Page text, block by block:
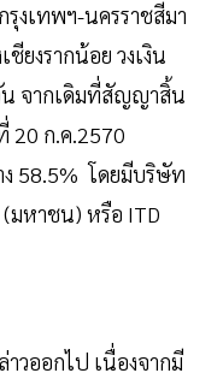
รุงเทพฯ-นครราชสีมา
ยงรากน้อย วงเงิน
น จากเดิมที่สัญญาสิ้น
20 ก.ค.2570
58.5% โดยมีบริษัท
(มหาชน) หรือ ITD
วออกไป เนื่องจากมี